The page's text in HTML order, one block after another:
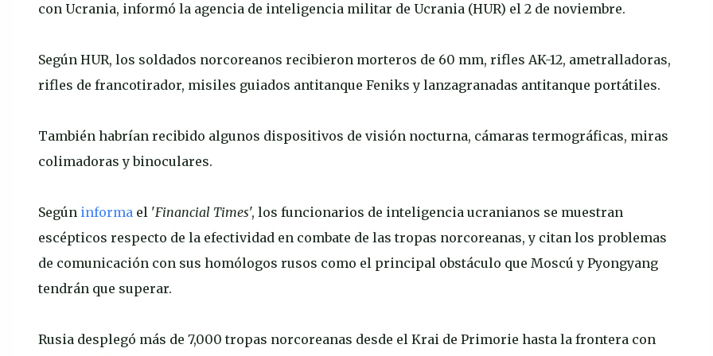
con Ucrania, informó la agencia de inteligencia militar de Ucrania (HUR) el 2 de noviembre.
Según HUR, los soldados norcoreanos recibieron morteros de 60 mm, rifles AK-12, ametralladoras,
rifles de francotirador, misiles guiados antitanque Feniks y lanzagranadas antitanque portátiles.
También habrían recibido algunos dispositivos de visión nocturna, cámaras termográficas, miras
colimadoras y binoculares.
Según informa el 'Financial Times', los funcionarios de inteligencia ucranianos se muestran
escépticos respecto de la efectividad en combate de las tropas norcoreanas, y citan los problemas
de comunicación con sus homólogos rusos como el principal obstáculo que Moscú y Pyongyang
tendrán que superar.
Rusia desplegó más de 7,000 tropas norcoreanas desde el Krai de Primorie hasta la frontera con